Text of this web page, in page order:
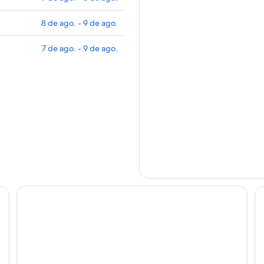
8 de ago. - 9 de ago.
7 de ago. - 9 de ago.
Golmud Hotel